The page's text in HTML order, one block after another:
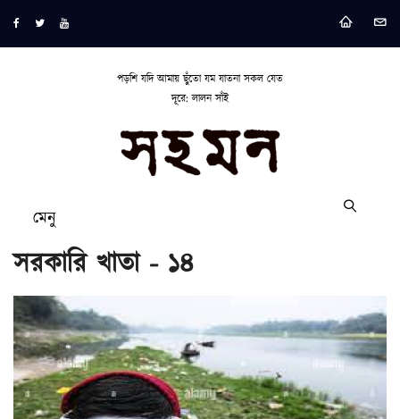
পড়শি যদি আমায় ছুঁতো যম যাতনা সকল যেত
দূরে: লালন সাঁই
মেনু
সরকারি খাতা - ১৪